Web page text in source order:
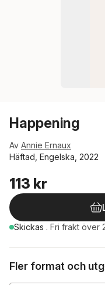
Happening
Av Annie Ernaux
Häftad, Engelska, 2022
113 kr
Skickas . Fri frakt över
Fler format och